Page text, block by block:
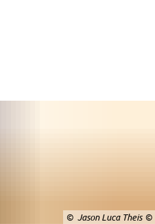
© Jason Luca Theis